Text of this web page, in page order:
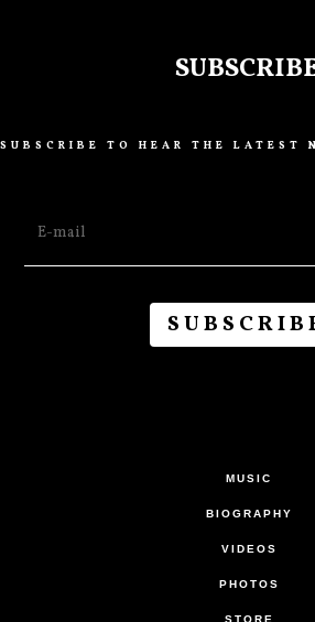
SUBSCRIBE TO HEAR THE LATEST
MUSIC
BIOGRAPHY
VIDEOS
PHOTOS
STORE